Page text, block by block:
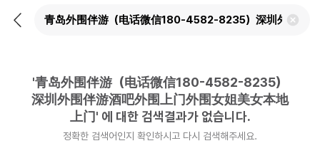
뒤
검
'青岛外围伴游（电话微信180-4582-8235）
深圳外围伴游酒吧外围上门外围女姐美女本地
上门' 에 대한 검색결과가 없습니다.
정확한 검색어인지 확인하시고 다시 검색해주세요.